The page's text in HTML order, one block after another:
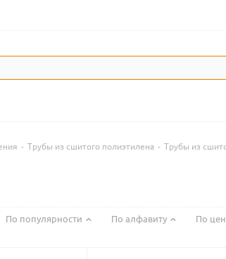
- Трубы из сшитого полиэтилена - Трубы из
По популярности По алфавиту По